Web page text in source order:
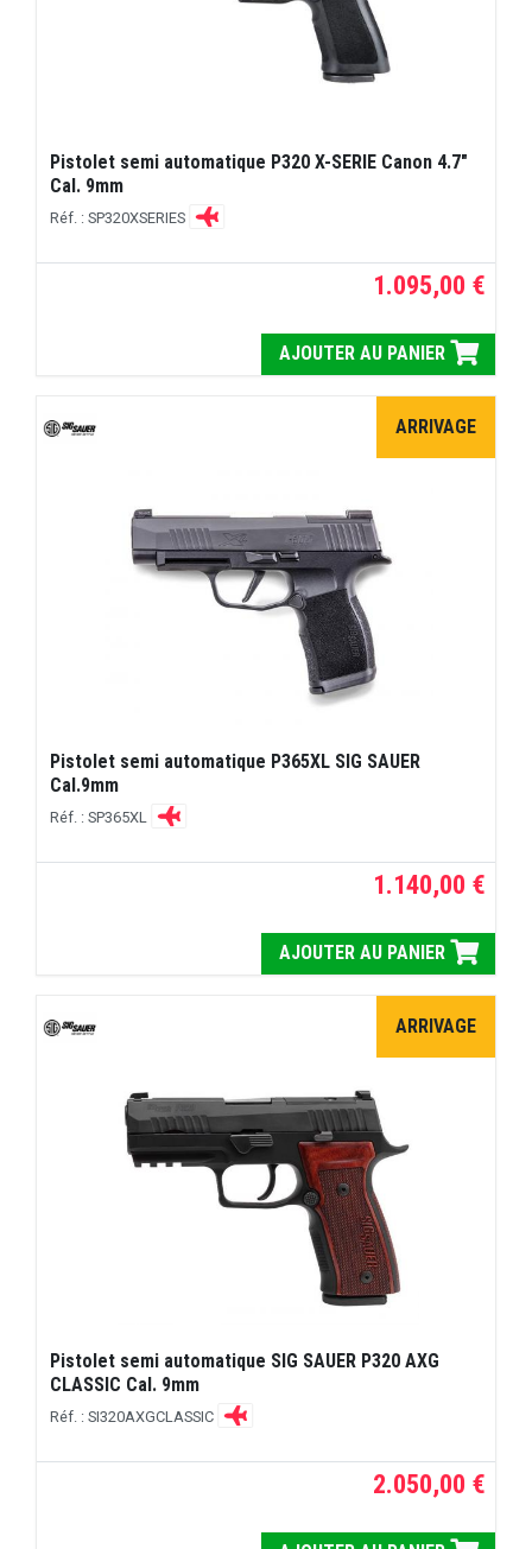
Pistolet semi automatique P320 X-SERIE Canon 4.7"
Cal. 9mm
Réf. : SP320XSERIES
1.095,00 €
AJOUTER AU PANIER
ARRIVAGE
Pistolet semi automatique P365XL SIG SAUER
Cal.9mm
Réf. : SP365XL
1.140,00 €
AJOUTER AU PANIER
ARRIVAGE
Pistolet semi automatique SIG SAUER P320 AXG
CLASSIC Cal. 9mm
Réf. : SI320AXGCLASSIC
2.050,00 €